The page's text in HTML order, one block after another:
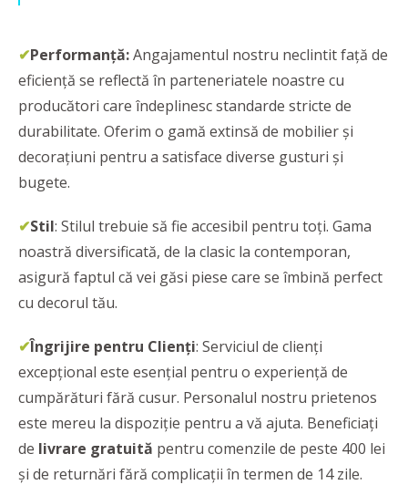
✔Performanţă:Angajamentul nostru neclintit față de
eficienţă se reflectă în parteneriatele noastre cu
producători care îndeplinesc standarde stricte de
durabilitate. Oferim o gamă extinsă de mobilier și
decorațiuni pentru a satisface diverse gusturi și
bugete.
✔Stil: Stilul trebuie să fie accesibil pentru toți. Gama
noastră diversificată, de la clasic la contemporan,
asigură faptul că vei găsi piese care se îmbină perfect
cu decorul tău.
✔Îngrijire pentru Clienți: Serviciul de clienți
excepțional este esențial pentru o experiență de
cumpărături fără cusur. Personalul nostru prietenos
este mereu la dispoziție pentru a vă ajuta. Beneficiați
de livrare gratuită pentru comenzile de peste 400 lei
și de returnări fără complicații în termen de 14 zile.